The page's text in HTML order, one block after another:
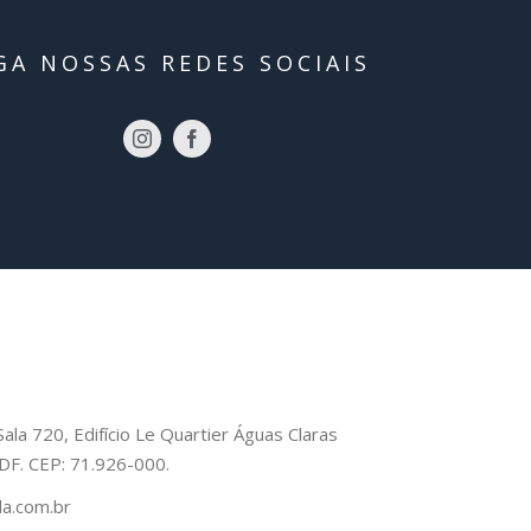
NOSSAS REDES SOCIAIS
720, Edifício Le Quartier Águas Claras
CEP: 71.926-000.